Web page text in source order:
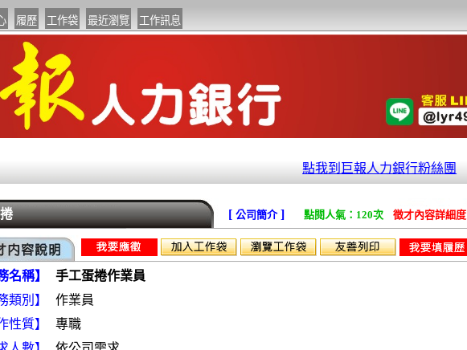
點我到巨報人力銀行粉絲團
[ 公司簡介] 點閱人氣：120次 徵才內容詳細度
名稱】
手工蛋捲作業員
類別】
作業員
性質】
專職